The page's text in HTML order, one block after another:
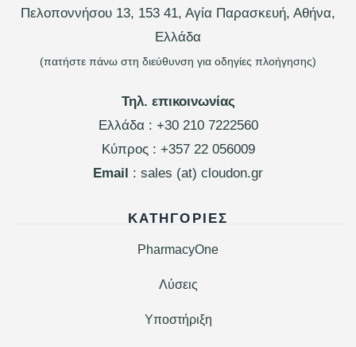
Πελοποννήσου 13, 153 41, Αγία Παρασκευή, Αθήνα,
Ελλάδα
(πατήστε πάνω στη διεύθυνση για οδηγίες πλοήγησης)
Τηλ. επικοινωνίας
Ελλάδα : +30 210 7222560
Κύπρος : +357 22 056009
Email
: sales (at) cloudon.gr
ΚΑΤΗΓΟΡΊΕΣ
PharmacyOne
Λύσεις
Υποστήριξη